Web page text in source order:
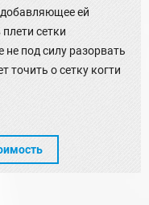
ей
сетки
не под силу разорвать
точить о сетку когти